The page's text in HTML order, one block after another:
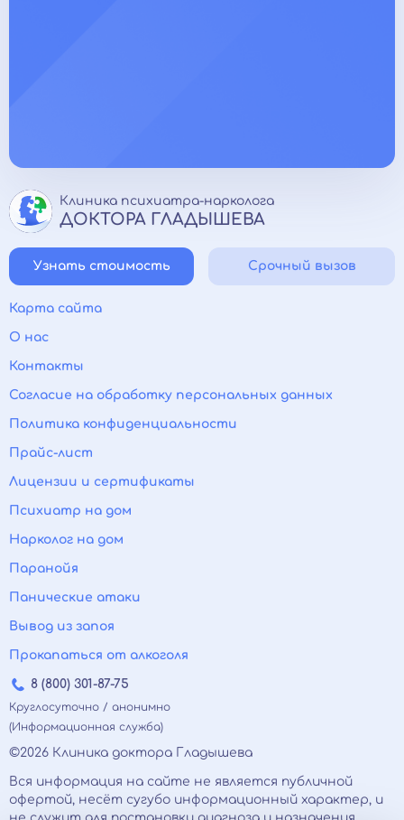
Клиника психиатра-нарколога
ДОКТОРА ГЛАДЫШЕВА
Узнать стоимость Срочный вызов
Карта сайта
О нас
Контакты
Согласие на обработку персональных данных
Политика конфиденциальности
Прайс-лист
Лицензии и сертификаты
Психиатр на дом
Нарколог на дом
Паранойя
Панические атаки
Вывод из запоя
Прокапаться от алкоголя
8 (800) 301-87-75
Круглосуточно / анонимно
(Информационная служба)
©2026 Клиника доктора Гладышева
Вся информация на сайте не является публичной
офертой, несёт сугубо информационный характер, и